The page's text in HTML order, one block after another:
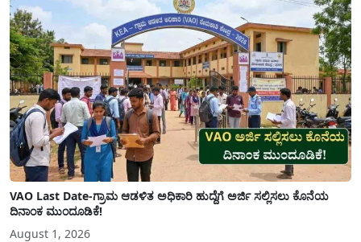
VAO Last Date-ಗ್ರಾಮ ಆಡಳಿತ ಅಧಿಕಾರಿ ಹುದ್ದೆಗೆ ಅರ್ಜಿ ಸಲ್ಲಿಸಲು ಕೊನೆಯ
ದಿನಾಂಕ ಮುಂದೂಡಿಕೆ!
August 1, 2026